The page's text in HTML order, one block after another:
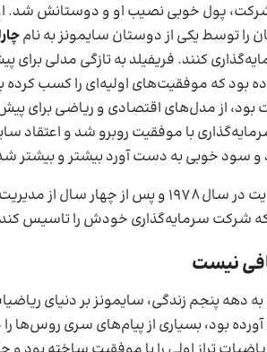
شرکت، پول خوبی نصیب او و دوستانش شد.
را توسط یکی از دوستان سایمونز به نام
کنند. فریفیلد به تازگی مدلی برای
بود که موفقیت‌های اولیه‌ای را کسب
بود، از مدل‌های اقتصادی و ریاضی برای
با موفقیت روبرو شد و اعتقاد
و سود خوبی به دست آورد بیشتر و بیشتر
سایمونز در نهایت در سال ۱۹۷۸ و پس از
شرکت سرمایه‌گذاری خودش را تاسیس
نیست
به دهه پنجم زندگی، سایمونز بر دنیای
بود، بسیاری از پیام‌های سری روس‌ها